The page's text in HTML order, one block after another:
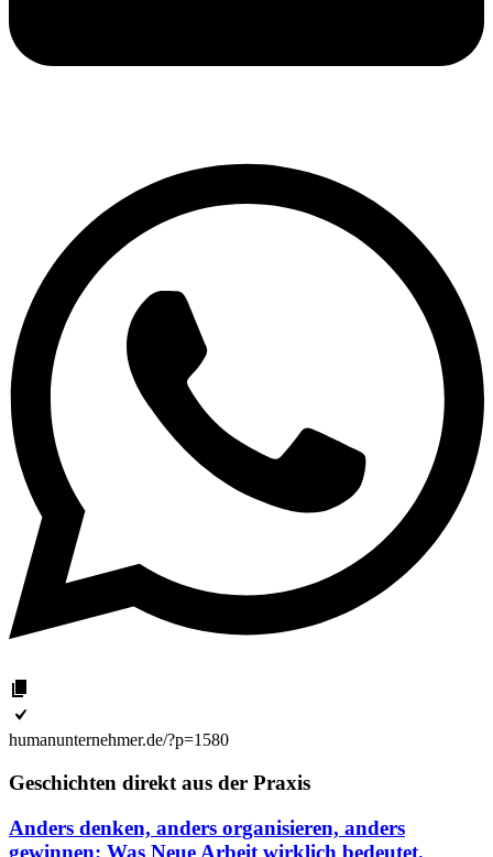
humanunternehmer.de/?p=1580
Geschichten direkt aus der Praxis
Anders denken, anders organisieren, anders
gewinnen: Was Neue Arbeit wirklich bedeutet.